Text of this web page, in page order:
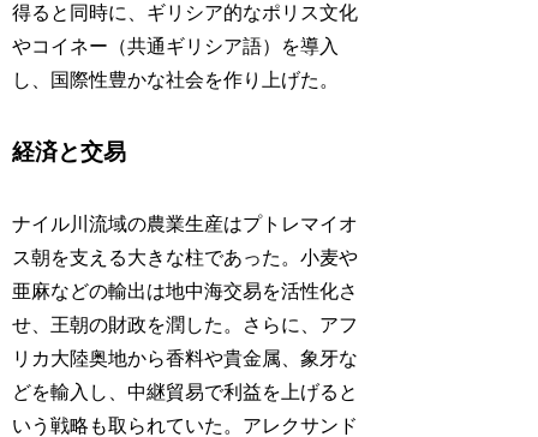
得ると同時に、ギリシア的なポリス文化
やコイネー（共通ギリシア語）を導入
し、国際性豊かな社会を作り上げた。
経済と交易
ナイル川流域の農業生産はプトレマイオ
ス朝を支える大きな柱であった。小麦や
亜麻などの輸出は地中海交易を活性化さ
せ、王朝の財政を潤した。さらに、アフ
リカ大陸奥地から香料や貴金属、象牙な
どを輸入し、中継貿易で利益を上げると
いう戦略も取られていた。アレクサンド